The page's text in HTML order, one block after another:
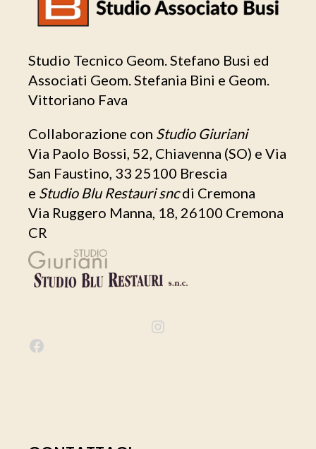
Studio Tecnico Geom. Stefano Busi ed
Associati Geom. Stefania Bini e Geom.
Vittoriano Fava
Collaborazione con Studio Giuriani
Via Paolo Bossi, 52, Chiavenna (SO) e Via
San Faustino, 33 25100 Brescia
e Studio Blu Restauri sncdi Cremona
Via Ruggero Manna, 18, 26100 Cremona
CR
I
F